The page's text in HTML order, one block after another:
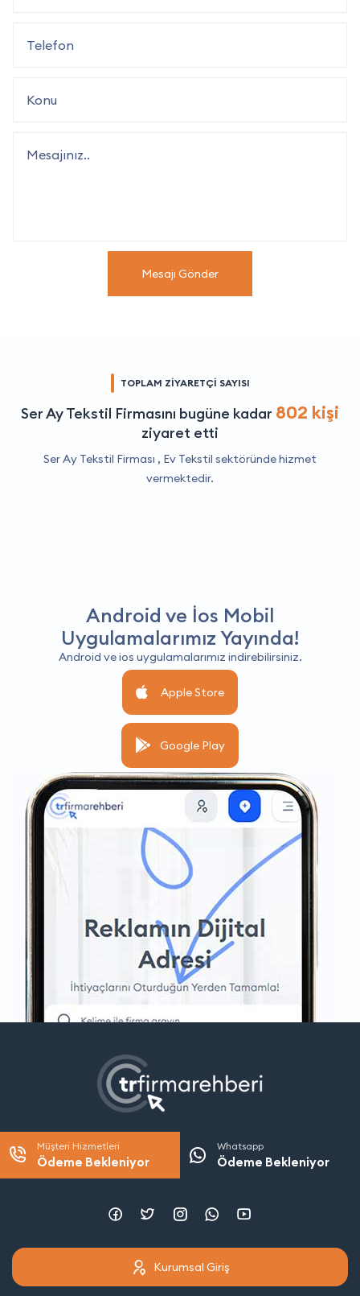
Mesajı Gönder
TOPLAM ZİYARETÇİ SAYISI
Ser Ay Tekstil Firmasını bugüne kadar 802 kişi
ziyaret etti
Ser Ay Tekstil Firması , Ev Tekstil sektöründe hizmet
vermektedir.
Android ve İos Mobil
Uygulamalarımız Yayında!
Android ve ios uygulamalarımız indirebilirsiniz.
Apple Store
Google Play
Müşteri Hizmetleri
Ödeme Bekleniyor
Whatsapp
Ödeme Bekleniyor
Kurumsal Giriş